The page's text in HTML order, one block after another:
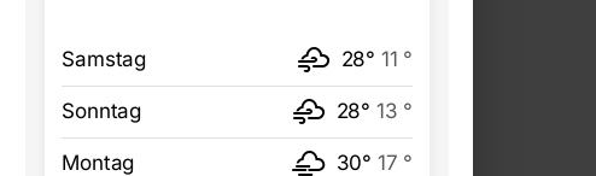
Samstag 28° 11 °
Sonntag 28° 13 °
Montag 30° 17 °